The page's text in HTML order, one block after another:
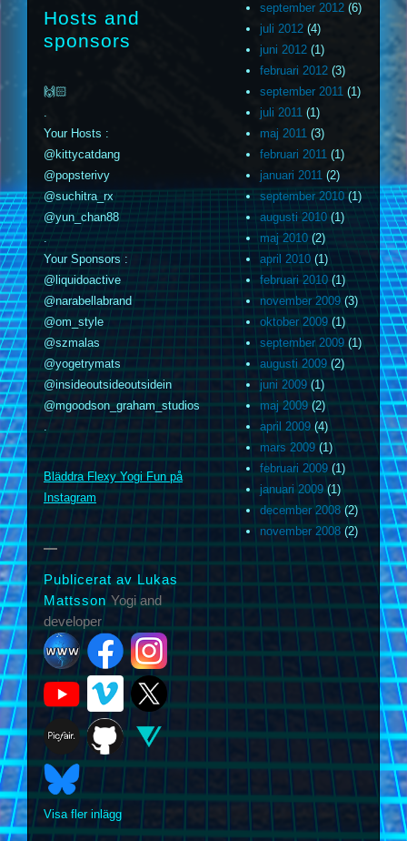
Hosts and
sponsors
🙌🏻
Your Hosts :
@kittycatdang
@popsterivy
@suchitra_rx
@yun_chan88
.
Your Sponsors :
@liquidoactive
@narabellabrand
@om_style
@szmalas
@yogetrymats
@insideoutsideoutsidein
@mgoodson_graham_studios
Bläddra Flexy Yogi Fun på
Instagram
Publicerat av Lukas
MattssonYogi and
developer
Visa fler inlägg
september 2012 (6)
juli 2012 (4)
juni 2012 (1)
februari 2012 (3)
september 2011 (1)
juli 2011 (1)
maj 2011 (3)
februari 2011 (1)
januari 2011 (2)
september 2010(1)
augusti 2010(1)
maj 2010 (2)
april 2010 (1)
februari 2010(1)
november 2009 (3)
oktober 2009 (1)
september 2009 (1)
augusti 2009(2)
juni 2009 (1)
maj 2009(2)
april 2009(4)
mars 2009 (1)
februari 2009 (1)
januari 2009 (1)
december 2008(2)
november 2008(2)